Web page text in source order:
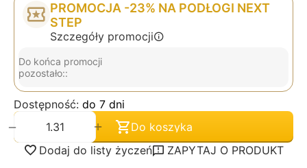
PROMOCJA -23% NA PODŁOGI NEXT
STEP
Szczegóły promocji
Do końca promocji
pozostało::
Dostępność: do 7 dni
+
−
Do koszyka
Dodaj do listy życzeń
ZAPYTAJ O PRODUKT